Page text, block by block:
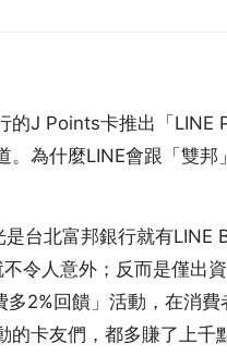
的J Points卡推出「LINE
為什麼LINE會跟「雙邦
台北富邦銀行就有LINE
令人意外；反而是僅出
2%回饋」活動，在消
卡友們，都多賺了上千